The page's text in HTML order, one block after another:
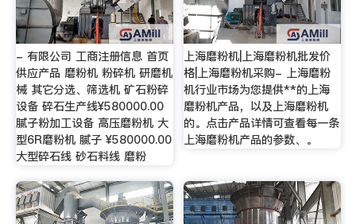
- 有限公司 工商注册信息 首页
供应产品 磨粉机 粉碎机 研磨机
械 其它分选、筛选机 矿石粉碎
设备 碎石生产线¥580000.00
腻子粉加工设备 高压磨粉机 大
型6R磨粉机 腻子 ¥580000.00
大型碎石线 砂石料线 磨粉
上海磨粉机|上海磨粉机批发价
格|上海磨粉机采购- 上海磨粉
机行业市场为您提供**的上海
磨粉机产品，以及上海磨粉机
的。点击产品详情可查看每一条
上海磨粉机产品的参数、。